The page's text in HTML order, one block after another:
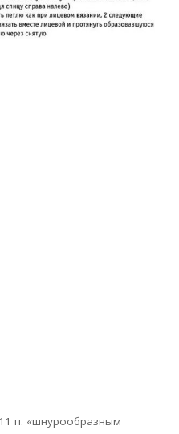
п. «шнурообразным